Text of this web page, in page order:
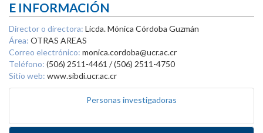
E INFORMACIÓN
Director o directora: Licda. Mónica Córdoba Guzmán
Área: OTRAS AREAS
Correo electrónico: monica.cordoba@ucr.ac.cr
Teléfono: (506) 2511-4461 / (506) 2511-4750
Sitio web: www.sibdi.ucr.ac.cr
Personas investigadoras